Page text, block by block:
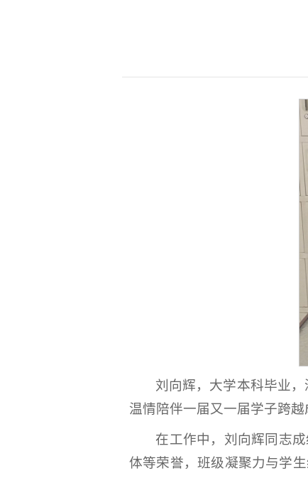
刘向辉，大学本科毕业
温情陪伴一届又一届学子跨越
在工作中，刘向辉同志
体等荣誉，班级凝聚力与学